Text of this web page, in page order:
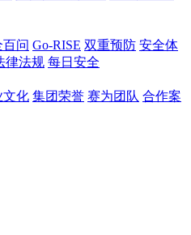
问 Go-RISE 双重预防 安全体
律法规 每日安全
文化 集团荣誉 赛为团队 合作案